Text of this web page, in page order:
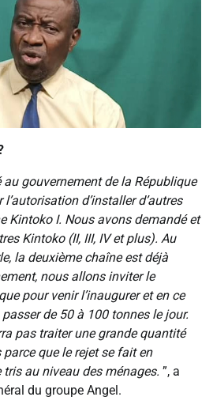
gouvernement de la République
d’installer d’autres
Kintoko I. Nous avons demandé et
Kintoko (II, III, IV et plus). Au
la deuxième chaîne est déjà
nous allons inviter le
pour venir l’inaugurer et en ce
de 50 à 100 tonnes le jour.
pas traiter une grande quantité
que le rejet se fait en
tris au niveau des ménages. ”, a
du groupe Angel.